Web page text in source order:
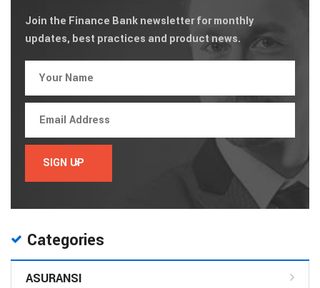
Join the Finance Bank newsletter for monthly
updates, best practices and product news.
Categories
ASURANSI